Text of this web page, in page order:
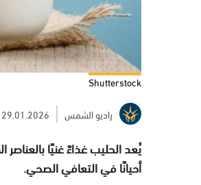
Shutterstock
راديو الشمس
29.01.2026
يُعد الحليب غذاءً غنيًا
أحيانًا في التعافي الصحي.